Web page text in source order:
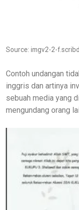
Source: imgv2-2-
Contoh undangan
inggris dan artinya
sebuah media yang
mengundang orang